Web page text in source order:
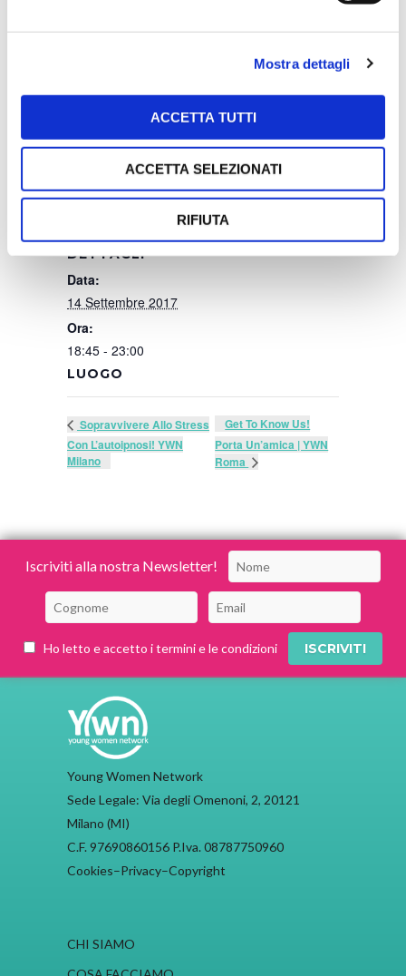
Mostra dettagli
ACCETTA TUTTI
ACCETTA SELEZIONATI
RIFIUTA
SALVA NEL TUO CALENDARIO
DETTAGLI
Data:
14 Settembre 2017
Ora:
18:45 - 23:00
LUOGO
Sopravvivere Allo Stress
Con L’autoipnosi! YWN
Milano
Get To Know Us!
Porta Un’amica | YWN
Roma
Iscriviti alla nostra Newsletter!
Ho letto e accetto i termini e le condizioni
Young Women Network
Sede Legale: Via degli Omenoni, 2, 20121
Milano (MI)
C.F. 97690860156 P.Iva. 08787750960
Cookies–Privacy–Copyright
CHI SIAMO